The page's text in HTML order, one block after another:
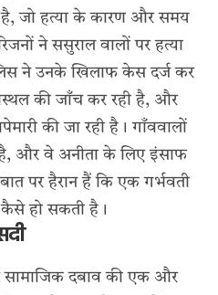
है, जो हत्या के कारण और समय
ने ससुराल वालों पर हत्या
ने उनके खिलाफ केस दर्ज कर
की जाँच कर रही है, और
की जा रही है। गाँववालों
और वे अनीता के लिए इंसाफ
पर हैरान हैं कि एक गर्भवती
कैसे हो सकती है।
सामाजिक दबाव की एक और